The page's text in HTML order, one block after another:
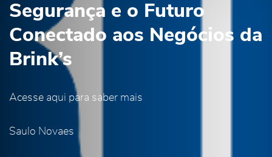
Segurança e o Futuro
Conectado aos Negócios da
Brink’s
Acesse aqui para saber mais
Saulo Novaes